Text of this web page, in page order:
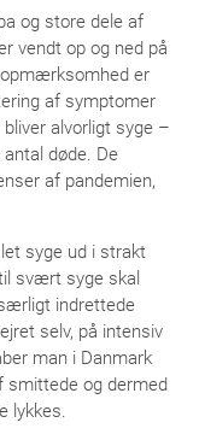
og store dele af
vendt op og ned på
er
af symptomer
alvorligt syge –
døde. De
af pandemien,
syge ud i strakt
svært syge skal
indrettede
selv, på intensiv
man i Danmark
smittede og dermed
lykkes.